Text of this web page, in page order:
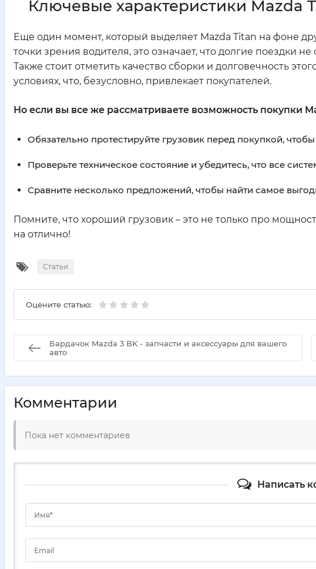
Ключевые характеристики Mazda
Еще один момент, который выделяет Mazda Titan на фоне
точки зрения водителя, это означает, что долгие поездки
Также стоит отметить качество сборки и долговечность
условиях, что, безусловно, привлекает покупателей.
Но если вы все же рассматриваете возможность покупки
Обязательно протестируйте грузовик перед покупкой,
Проверьте техническое состояние и убедитесь, что все
Сравните несколько предложений, чтобы найти самое
Помните, что хороший грузовик – это не только про
на отлично!
Статьи
Оцените статью:
Бардачок Mazda 3 BK - запчасти и аксессуары для вашего
авто
Комментарии
Пока нет комментариев
Написать
Имя*
Email